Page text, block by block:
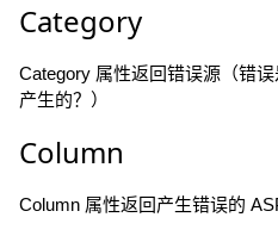
Category
Category 属性返回错误源（错
产生的？）
Column
Column 属性返回产生错误的